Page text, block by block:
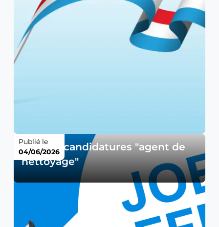
Appel à candidatures "agent de
nettoyage"
Publié le
04/06/2026